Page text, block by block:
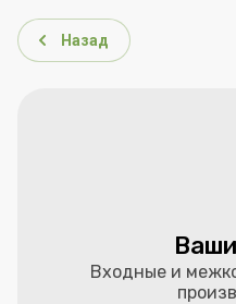
Назад
Входные и